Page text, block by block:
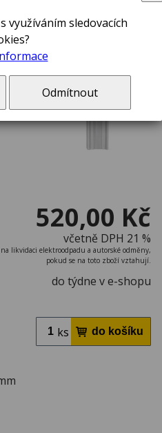
520,00 Kč
včetně DPH 21 %
likvidaci elektroodpadu a autorské odměny,
pokud se na toto zboží vztahují.
do týdne v e-shopu
ks
využíváním sledovacích
Odmítnout